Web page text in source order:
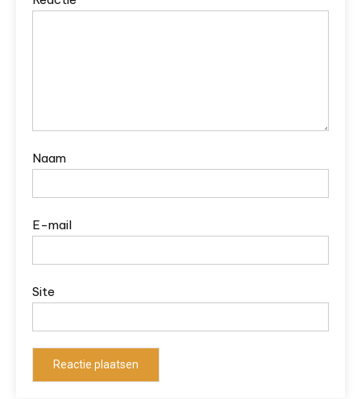
Naam
E-mail
Site